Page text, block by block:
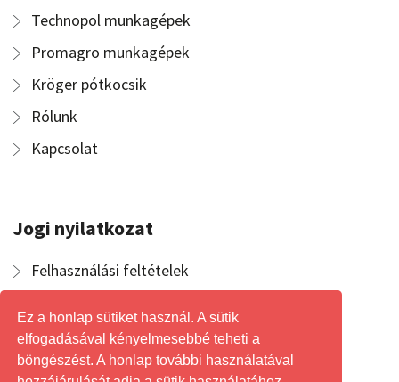
Ez a honlap sütiket használ. A sütik
elfogadásával kényelmesebbé teheti a
böngészést. A honlap további használatával
Technopol munkagépek
Promagro munkagépek
Kröger pótkocsik
Rólunk
Kapcsolat
Jogi nyilatkozat
Felhasználási feltételek
Adatvédelmi nyilatkozat